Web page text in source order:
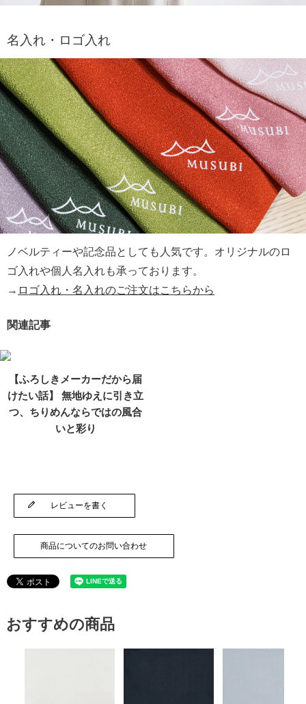
名入れ・ロゴ入れ
ノベルティーや記念品としても人気です。オリジナルのロ
ゴ入れや個人名入れも承っております。
→ ロゴ入れ・名入れのご注文はこちらから
関連記事
【ふろしきメーカーだから届
けたい話】 無地ゆえに引き立
つ、ちりめんならではの風合
いと彩り
レビューを書く
商品についてのお問い合わせ
おすすめの商品